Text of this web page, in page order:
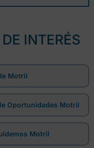
INTERÉS
Motril
Oportunidades Motril
Motril